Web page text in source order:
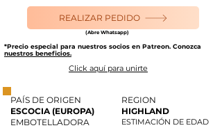
REALIZAR PEDIDO
(Abre Whatsapp)
*Precio especial para nuestros socios en Patreon. Conozca
nuestros beneficios.
Click aquí para unirte
PAÍS DE ORIGEN
ESCOCIA (EUROPA)
EMBOTELLADORA
REGION
HIGHLAND
ESTIMACIÓN DE EDAD